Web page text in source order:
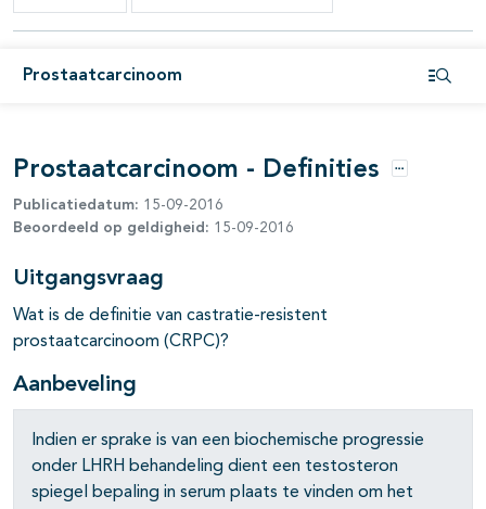
Prostaatcarcinoom
open- en dichtklappen
open- en dichtklappen
open- en dichtklappen
open- en dichtklappen
open- en dichtklappen
open- en dichtklappen
Prostaatcarcinoom - Definities Opties
Publicatiedatum: 15-09-2016
Beoordeeld op geldigheid: 15-09-2016
Uitgangsvraag
Wat is de definitie van castratie-resistent
prostaatcarcinoom (CRPC)?
Aanbeveling
Indien er sprake is van een biochemische progressie
onder LHRH behandeling dient een testosteron
spiegel bepaling in serum plaats te vinden om het